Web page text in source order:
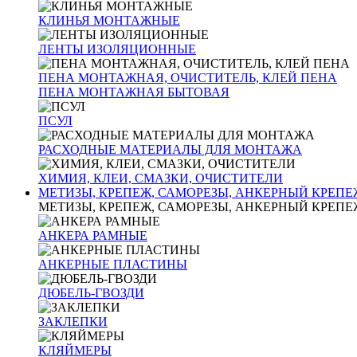
КЛИНЬЯ МОНТАЖНЫЕ
ЛЕНТЫ ИЗОЛЯЦИОННЫЕ
ПЕНА МОНТАЖНАЯ, ОЧИСТИТЕЛЬ, КЛЕЙ ПЕНА
ПЕНА МОНТАЖНАЯ БЫТОВАЯ
ПСУЛ
РАСХОДНЫЕ МАТЕРИАЛЫ ДЛЯ МОНТАЖА
ХИМИЯ, КЛЕИ, СМАЗКИ, ОЧИСТИТЕЛИ
МЕТИЗЫ, КРЕПЕЖ, САМОРЕЗЫ, АНКЕРНЫЙ
МЕТИЗЫ, КРЕПЕЖ, САМОРЕЗЫ, АНКЕРНЫЙ
АНКЕРА РАМНЫЕ
АНКЕРНЫЕ ПЛАСТИНЫ
ДЮБЕЛЬ-ГВОЗДИ
ЗАКЛЕПКИ
КЛЯЙМЕРЫ